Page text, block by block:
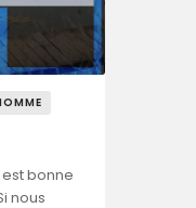
bonne
nous